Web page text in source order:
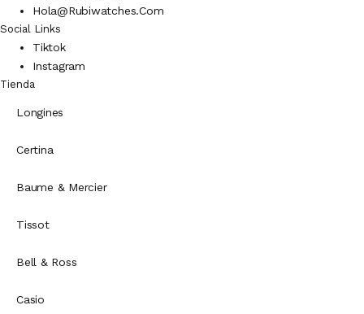
Hola@rubiwatches.com
Social Links
Tiktok
Instagram
Tienda
Longines
Certina
Baume & Mercier
Tissot
Bell & Ross
Casio